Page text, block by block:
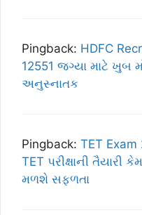
Pingback: HDFC
12551 જગ્યા માટે ખુબ
અનુસ્નાતક
Pingback: TET Exam
TET પરીક્ષાની તૈયારી
મળશે સફળતા